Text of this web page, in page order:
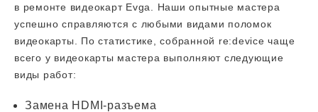
в ремонте видеокарт Evga. Наши опытные мастера
успешно справляются с любыми видами поломок
видеокарты. По статистике, собранной re:device чаще
всего у видеокарты мастера выполняют следующие
виды работ:
Замена HDMI-разъема